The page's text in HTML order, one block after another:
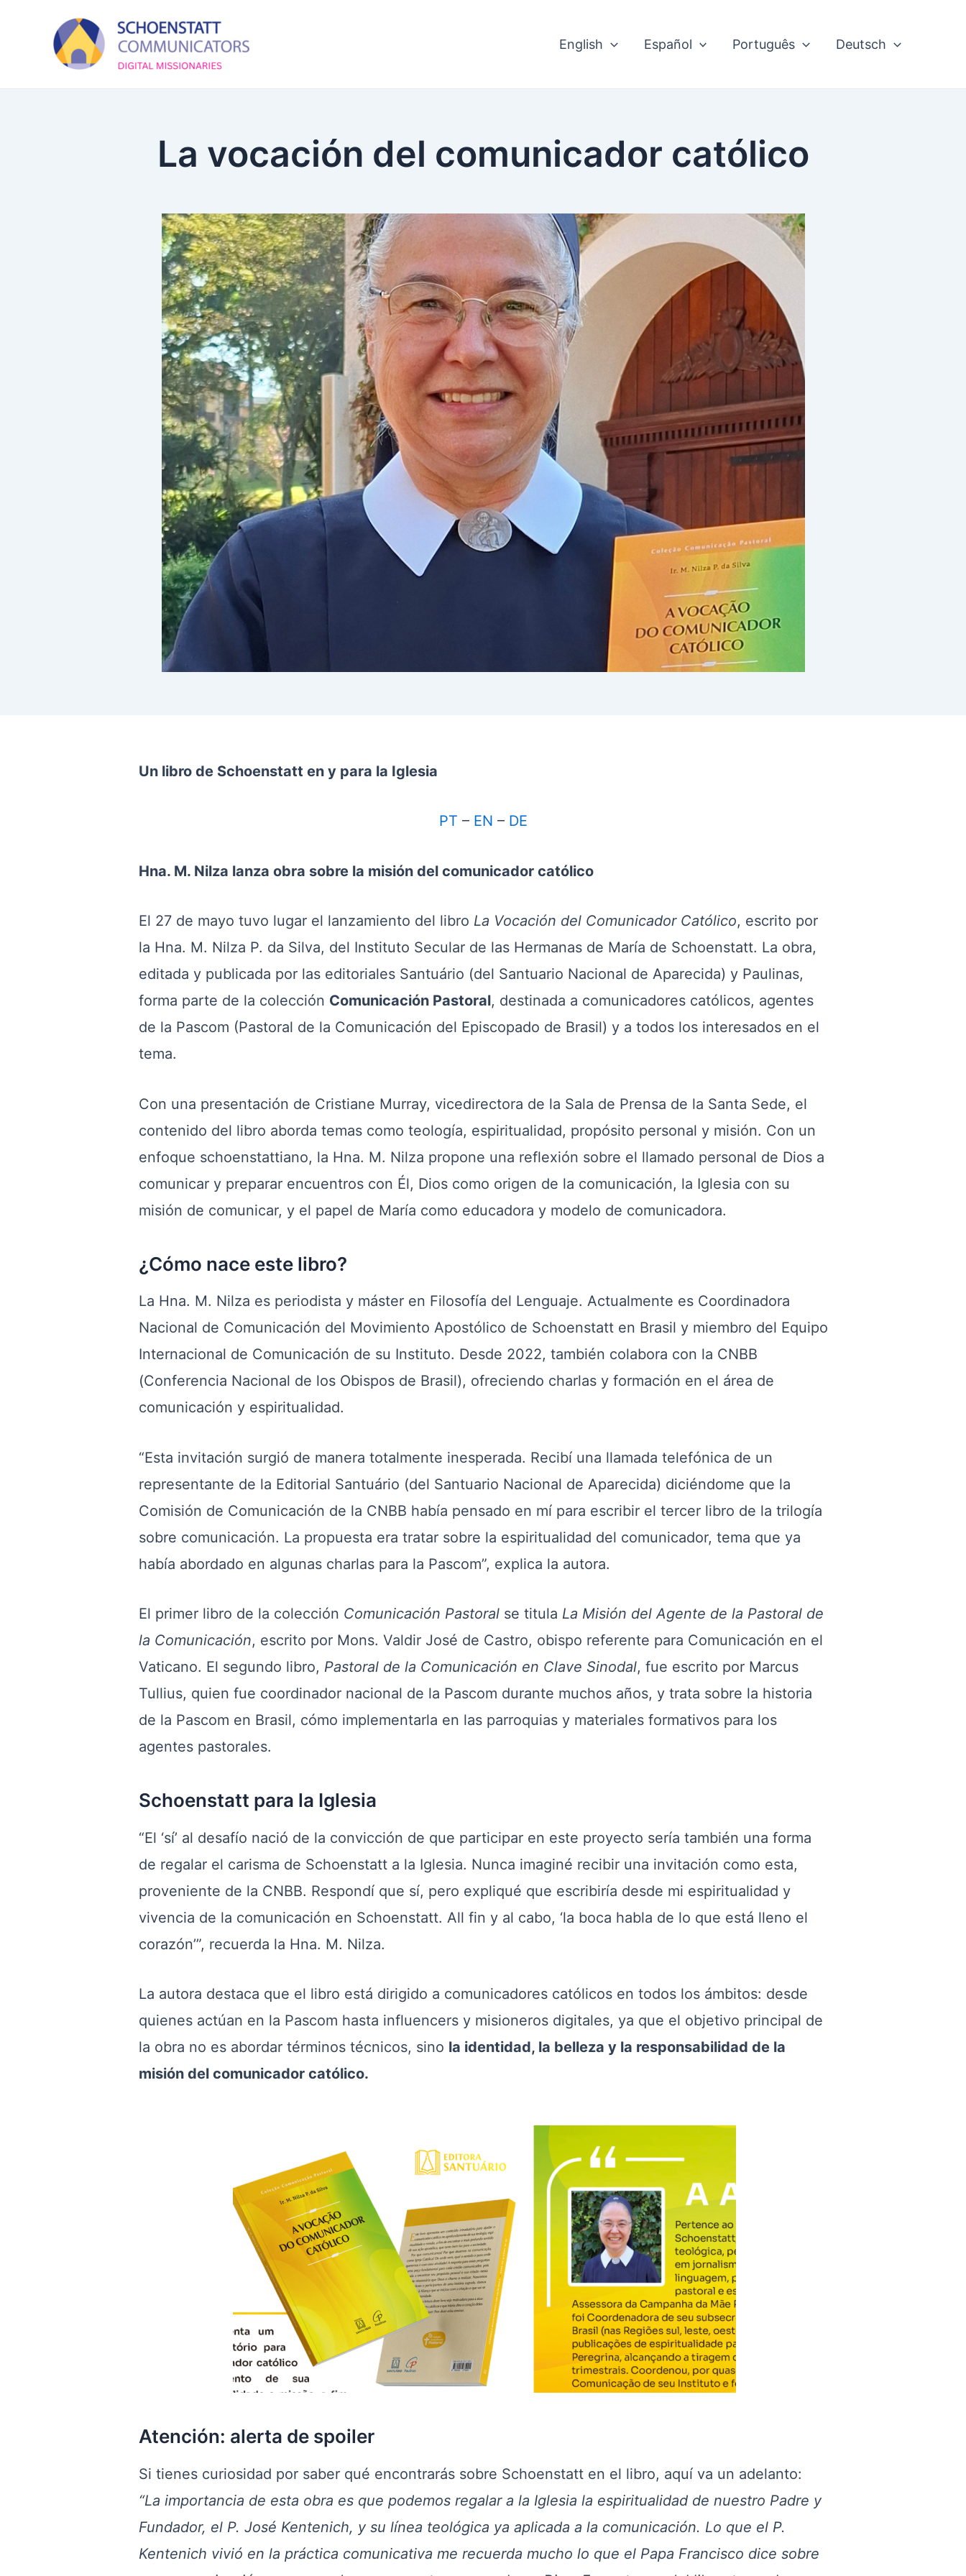
English Español Português Deutsch
La vocación del comunicador católico
Un libro de Schoenstatt en y para la Iglesia
PT – EN – DE
Hna. M. Nilza lanza obra sobre la misión del comunicador católico
El 27 de mayo tuvo lugar el lanzamiento del libro La Vocación del Comunicador Católico, escrito por
la Hna. M. Nilza P. da Silva, del Instituto Secular de las Hermanas de María de Schoenstatt. La obra,
editada y publicada por las editoriales Santuário (del Santuario Nacional de Aparecida) y Paulinas,
forma parte de la colección Comunicación Pastoral, destinada a comunicadores católicos, agentes
de la Pascom (Pastoral de la Comunicación del Episcopado de Brasil) y a todos los interesados en el
tema.
Con una presentación de Cristiane Murray, vicedirectora de la Sala de Prensa de la Santa Sede, el
contenido del libro aborda temas como teología, espiritualidad, propósito personal y misión. Con un
enfoque schoenstattiano, la Hna. M. Nilza propone una reflexión sobre el llamado personal de Dios a
comunicar y preparar encuentros con Él, Dios como origen de la comunicación, la Iglesia con su
misión de comunicar, y el papel de María como educadora y modelo de comunicadora.
¿Cómo nace este libro?
La Hna. M. Nilza es periodista y máster en Filosofía del Lenguaje. Actualmente es Coordinadora
Nacional de Comunicación del Movimiento Apostólico de Schoenstatt en Brasil y miembro del Equipo
Internacional de Comunicación de su Instituto. Desde 2022, también colabora con la CNBB
(Conferencia Nacional de los Obispos de Brasil), ofreciendo charlas y formación en el área de
comunicación y espiritualidad.
“Esta invitación surgió de manera totalmente inesperada. Recibí una llamada telefónica de un
representante de la Editorial Santuário (del Santuario Nacional de Aparecida) diciéndome que la
Comisión de Comunicación de la CNBB había pensado en mí para escribir el tercer libro de la trilogía
sobre comunicación. La propuesta era tratar sobre la espiritualidad del comunicador, tema que ya
había abordado en algunas charlas para la Pascom”, explica la autora.
El primer libro de la colección Comunicación Pastoralse titula La Misión del Agente de la Pastoral de
la Comunicación, escrito por Mons. Valdir José de Castro, obispo referente para Comunicación en el
Vaticano. El segundo libro, Pastoral de la Comunicación en Clave Sinodal, fue escrito por Marcus
Tullius, quien fue coordinador nacional de la Pascom durante muchos años, y trata sobre la historia
de la Pascom en Brasil, cómo implementarla en las parroquias y materiales formativos para los
agentes pastorales.
Schoenstatt para la Iglesia
“El ‘sí’ al desafío nació de la convicción de que participar en este proyecto sería también una forma
de regalar el carisma de Schoenstatt a la Iglesia. Nunca imaginé recibir una invitación como esta,
proveniente de la CNBB. Respondí que sí, pero expliqué que escribiría desde mi espiritualidad y
vivencia de la comunicación en Schoenstatt. All fin y al cabo, ‘la boca habla de lo que está lleno el
corazón’”, recuerda la Hna. M. Nilza.
La autora destaca que el libro está dirigido a comunicadores católicos en todos los ámbitos: desde
quienes actúan en la Pascom hasta influencers y misioneros digitales, ya que el objetivo principal de
la obra no es abordar términos técnicos, sino la identidad, la belleza y la responsabilidad de la
misión del comunicador católico.
Atención: alerta de spoiler
Si tienes curiosidad por saber qué encontrarás sobre Schoenstatt en el libro, aquí va un adelanto:
“La importancia de esta obra es que podemos regalar a la Iglesia la espiritualidad de nuestro Padre y
Fundador, el P. José Kentenich, y su línea teológica ya aplicada a la comunicación. Lo que el P.
Kentenich vivió en la práctica comunicativa me recuerda mucho lo que el Papa Francisco dice sobre